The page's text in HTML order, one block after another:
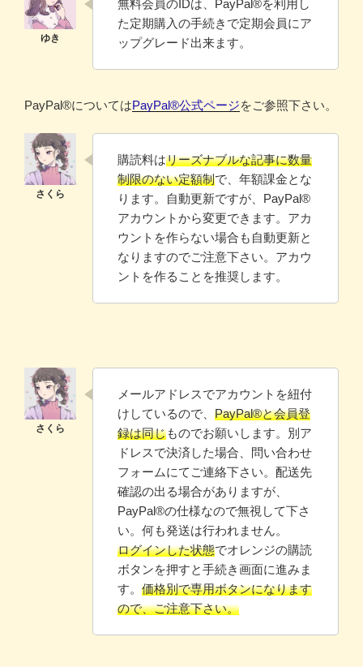
無料会員のIDは、PayPal®️を利用し
た定期購入の手続きで定期会員にア
ップグレード出来ます。
PayPal®️についてはPayPal®️公式ページをご参照下さい。
購読料はリーズナブルな記事に数量
制限のない定額制で、年額課金とな
ります。自動更新ですが、PayPal®
アカウントから変更できます。アカ
ウントを作らない場合も自動更新と
なりますのでご注意下さい。アカウ
ントを作ることを推奨します。
メールアドレスでアカウントを紐付
けしているので、 PayPal®と会員登
録は同じものでお願いします。別ア
ドレスで決済した場合、問い合わせ
フォームにてご連絡下さい。配送先
確認の出る場合がありますが、
PayPal®️の仕様なので無視して下さ
い。何も発送は行われません。
ログインした状態でオレンジの購読
ボタンを押すと手続き画面に進みま
す。 価格別で専用ボタンになります
ので、ご注意下さい。